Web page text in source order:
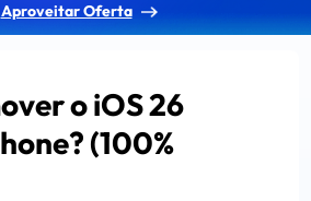
Aproveitar Oferta
o iOS 26
(100%